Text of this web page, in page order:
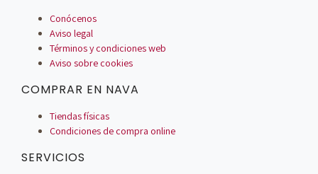
Conócenos
Aviso legal
Términos y condiciones web
Aviso sobre cookies
COMPRAR EN NAVA
Tiendas físicas
Condiciones de compra online
SERVICIOS